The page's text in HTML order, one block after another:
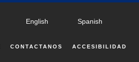
English Spanish
CONTACTANOS ACCESIBILIDAD